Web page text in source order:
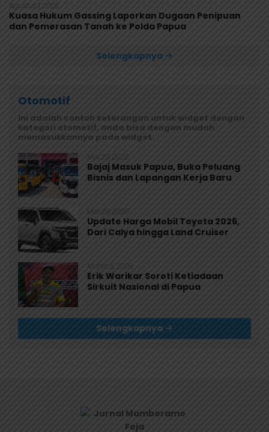
Agustus 1, 2026
Kuasa Hukum Gassing Laporkan Dugaan Penipuan
dan Pemerasan Tanah ke Polda Papua
Selengkapnya
Otomotif
Ini adalah contoh keterangan untuk widget dengan
kategori otomotif, anda bisa dengan mudah
memasukkannya pada widget.
Mei 29, 2026
Bajaj Masuk Papua, Buka Peluang
Bisnis dan Lapangan Kerja Baru
Mei 29, 2026
Update Harga Mobil Toyota 2026,
Dari Calya hingga Land Cruiser
Maret 5, 2026
Erik Warikar Soroti Ketiadaan
Sirkuit Nasional di Papua
Selengkapnya